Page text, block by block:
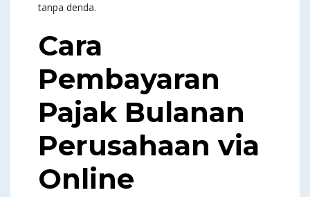
tanpa denda.
Cara
Pembayaran
Pajak Bulanan
Perusahaan via
Online